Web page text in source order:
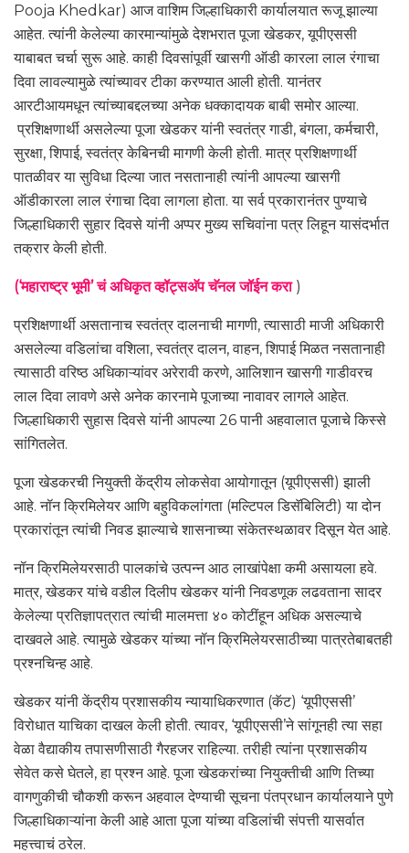
Pooja Khedkar) आज वाशिम जिल्हाधिकारी कार्यालयात रूजू झाल्या
आहेत. त्यांनी केलेल्या कारमान्यांमुळे देशभरात पूजा खेडकर, यूपीएससी
याबाबत चर्चा सुरू आहे. काही दिवसांपूर्वी खासगी ऑडी कारला लाल रंगाचा
दिवा लावल्यामुळे त्यांच्यावर टीका करण्यात आली होती. यानंतर
आरटीआयमधून त्यांच्याबद्दलच्या अनेक धक्कादायक बाबी समोर आल्या.
प्रशिक्षणार्थी असलेल्या पूजा खेडकर यांनी स्वतंत्र गाडी, बंगला, कर्मचारी,
सुरक्षा, शिपाई, स्वतंत्र केबिनची मागणी केली होती. मात्र प्रशिक्षणार्थी
पातळीवर या सुविधा दिल्या जात नसतानाही त्यांनी आपल्या खासगी
ऑडीकारला लाल रंगाचा दिवा लागला होता. या सर्व प्रकारानंतर पुण्याचे
जिल्हाधिकारी सुहार दिवसे यांनी अप्पर मुख्य सचिवांना पत्र लिहून यासंदर्भात
तक्रार केली होती.
(‘महाराष्ट्र भूमी’ चं अधिकृत व्हॉट्सअ‍ॅप चॅनल जॉईन करा)
प्रशिक्षणार्थी असतानाच स्वतंत्र दालनाची मागणी, त्यासाठी माजी अधिकारी
असलेल्या वडिलांचा वशिला, स्वतंत्र दालन, वाहन, शिपाई मिळत नसतानाही
त्यासाठी वरिष्ठ अधिकाऱ्यांवर अरेरावी करणे, आलिशान खासगी गाडीवरच
लाल दिवा लावणे असे अनेक कारनामे पूजाच्या नावावर लागले आहेत.
जिल्हाधिकारी सुहास दिवसे यांनी आपल्या 26 पानी अहवालात पूजाचे किस्से
सांगितलेत.
पूजा खेडकरची नियुक्ती केंद्रीय लोकसेवा आयोगातून (यूपीएससी) झाली
आहे. नॉन क्रिमिलेयर आणि बहुविकलांगता (मल्टिपल डिसॅबिलिटी) या दोन
प्रकारांतून त्यांची निवड झाल्याचे शासनाच्या संकेतस्थळावर दिसून येत आहे.
नॉन क्रिमिलेयरसाठी पालकांचे उत्पन्न आठ लाखांपेक्षा कमी असायला हवे.
मात्र, खेडकर यांचे वडील दिलीप खेडकर यांनी निवडणूक लढवताना सादर
केलेल्या प्रतिज्ञापत्रात त्यांची मालमत्ता ४० कोटींहून अधिक असल्याचे
दाखवले आहे. त्यामुळे खेडकर यांच्या नॉन क्रिमिलेयरसाठीच्या पात्रतेबाबतही
प्रश्नचिन्ह आहे.
खेडकर यांनी केंद्रीय प्रशासकीय न्यायाधिकरणात (कॅट) ‘यूपीएससी’
विरोधात याचिका दाखल केली होती. त्यावर, ‘यूपीएससी’ने सांगूनही त्या सहा
वेळा वैद्याकीय तपासणीसाठी गैरहजर राहिल्या. तरीही त्यांना प्रशासकीय
सेवेत कसे घेतले, हा प्रश्न आहे. पूजा खेडकरांच्या नियुक्तीची आणि तिच्या
वागणुकीची चौकशी करून अहवाल देण्याची सूचना पंतप्रधान कार्यालयाने पुणे
जिल्हाधिकाऱ्यांना केली आहे आता पूजा यांच्या वडिलांची संपत्ती यासर्वात
महत्त्वाचं ठरेल.